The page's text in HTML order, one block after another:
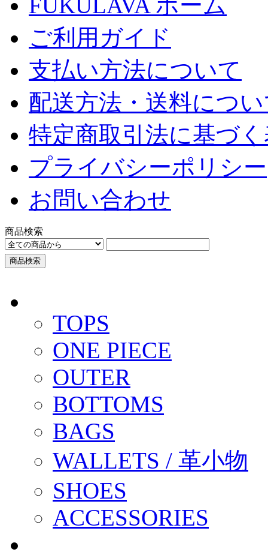
ご利用ガイド
支払い方法について
配送方法・送料につ
特定商取引法に基づ
プライバシーポリシー
お問い合わせ
商品検索
TOPS
ONE PIECE
OUTER
BOTTOMS
BAGS
WALLETS / 革小物
SHOES
ACCESSORIES